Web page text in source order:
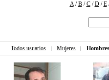
A/B/C/D/E
Todos usuarios Mujeres Hombres